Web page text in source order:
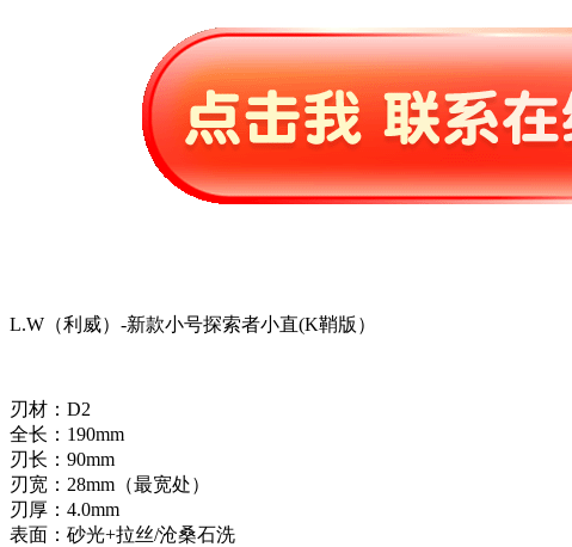
L.W（利威）-新款小号探索者小直(K鞘版）
刃材：D2
全长：190mm
刃长：90mm
刃宽：28mm（最宽处）
刃厚：4.0mm
表面：砂光+拉丝/沧桑石洗